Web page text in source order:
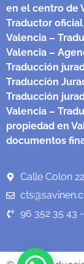
en el centro de
Traductor
Valencia –
Valencia –
Traducción
Traducción
Traducción
Valencia –
propiedad en
documentos
Calle Colon
96 352 35 43